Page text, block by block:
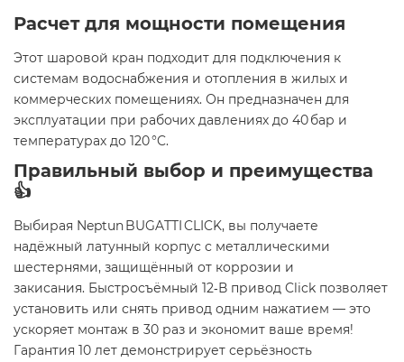
Расчет для мощности помещения
Этот шаровой кран подходит для подключения к
системам водоснабжения и отопления в жилых и
коммерческих помещениях. Он предназначен для
эксплуатации при рабочих давлениях до 40 бар и
температурах до 120 °C.
Правильный выбор и преимущества
👍
Выбирая Neptun BUGATTI CLICK, вы получаете
надёжный латунный корпус с металлическими
шестернями, защищённый от коррозии и
закисания. Быстросъёмный 12‑В привод Click позволяет
установить или снять привод одним нажатием — это
ускоряет монтаж в 30 раз и экономит ваше время!
Гарантия 10 лет демонстрирует серьёзность